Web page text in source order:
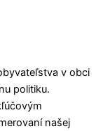
v obci
politiku.
našej